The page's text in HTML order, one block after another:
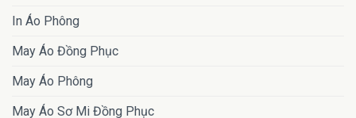
In Áo Phông
May Áo Đồng Phục
May Áo Phông
May Áo Sơ Mi Đồng Phục